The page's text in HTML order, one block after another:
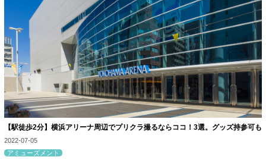
【駅徒歩2分】横浜アリーナ周辺でプリクラ撮るならココ！3選。グッズ持参可も
2022-07-05
アミューズメント